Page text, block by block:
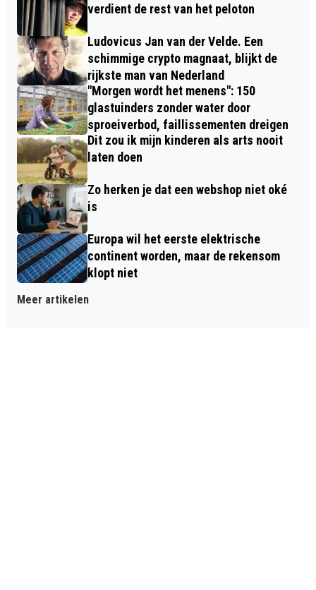
verdient de rest van het peloton
Ludovicus Jan van der Velde. Een
schimmige crypto magnaat, blijkt de
rijkste man van Nederland
"Morgen wordt het menens": 150
glastuinders zonder water door
sproeiverbod, faillissementen dreigen
Dit zou ik mijn kinderen als arts nooit
laten doen
Zo herken je dat een webshop niet oké
is
Europa wil het eerste elektrische
continent worden, maar de rekensom
klopt niet
Meer artikelen